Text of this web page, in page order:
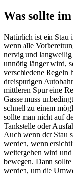
Was sollte
Natürlich ist ein Stau
wenn alle
nervig und langweilig
unnötig länger wird,
verschiedene Regeln
dreispurigen
mittleren Spur eine
Gasse muss
schnell zu einem
sollte man nicht auf
Tankstelle oder
Auch wenn der Stau
werden, wenn
weitergehen wird
bewegen. Dann
werden, um die